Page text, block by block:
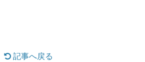
記事へ戻る